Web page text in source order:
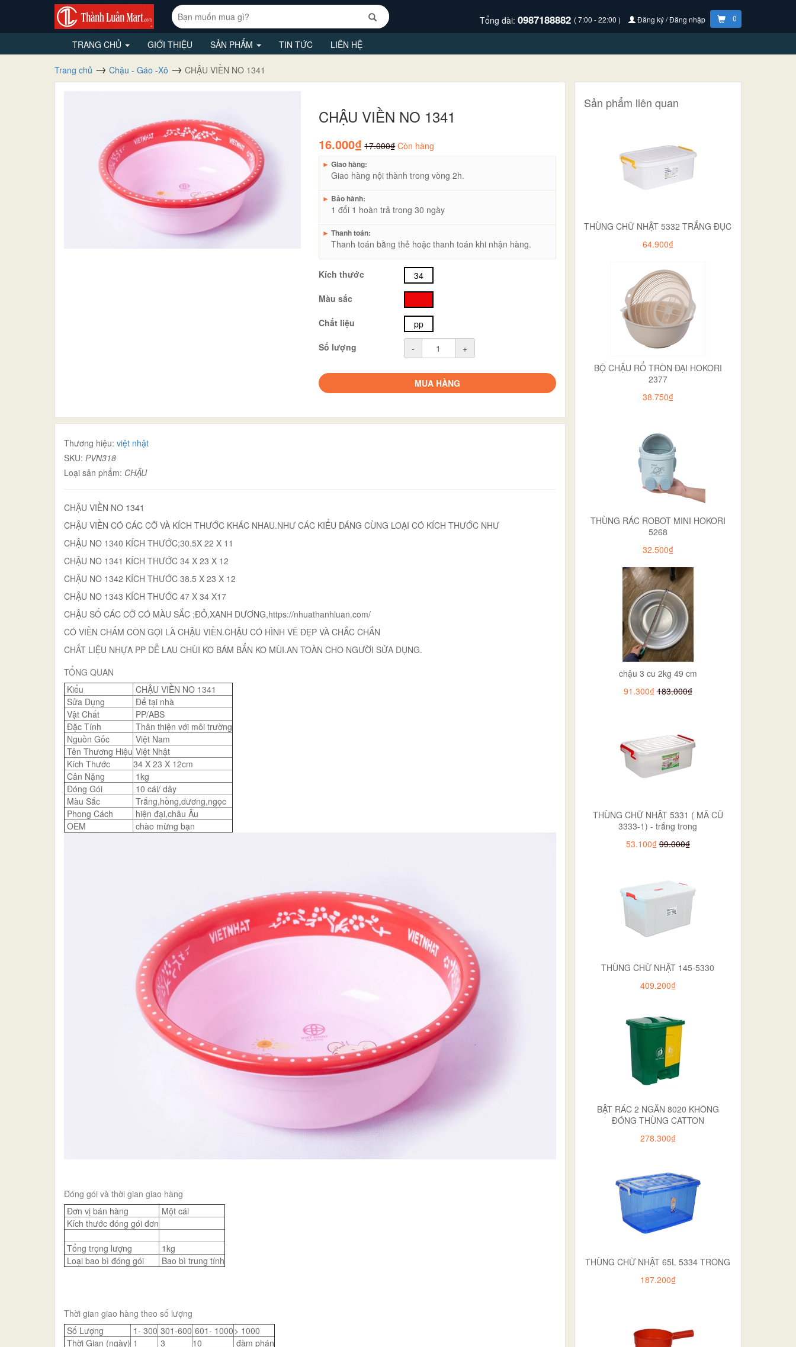
Tổng đài: 0987188882 ( 7:00 - 22:00 ) Đăng ký / Đăng nhập 0
TRANG CHỦ GIỚI THIỆU SẢN PHẨM TIN TỨC LIÊN HỆ
Trang chủ Chậu - Gáo -Xô CHẬU VIỀN NO 1341
CHẬU VIỀN NO 1341
16.000₫ 17.000₫ Còn hàng
► Giao hàng:
Giao hàng nội thành trong vòng 2h.
► Bảo hành:
1 đổi 1 hoàn trả trong 30 ngày
► Thanh toán:
Thanh toán bằng thẻ hoặc thanh toán khi nhận hàng.
Kích thước
34
Màu sắc
Chất liệu
pp
Số lượng
- +
MUA HÀNG
Thương hiệu: việt nhật
SKU: PVN318
Loại sản phẩm: CHẬU
CHẬU VIỀN NO 1341
CHẬU VIỀN CÓ CÁC CỠ VÀ KÍCH THƯỚC KHÁC NHAU.NHƯ CÁC KIỂU DÁNG CÙNG LOẠI CÓ KÍCH THƯỚC NHƯ
CHẬU NO 1340 KÍCH THƯỚC;30.5X 22 X 11
CHẬU NO 1341 KÍCH THƯỚC 34 X 23 X 12
CHẬU NO 1342 KÍCH THƯỚC 38.5 X 23 X 12
CHẬU NO 1343 KÍCH THƯỚC 47 X 34 X17
CHẬU SỐ CÁC CỠ CÓ MÀU SẮC ;ĐỎ,XANH DƯƠNG,https://nhuathanhluan.com/
CÓ VIỀN CHẤM CÒN GỌI LÀ CHẬU VIỀN.CHẬU CÓ HÌNH VẼ ĐẸP VÀ CHẮC CHẮN
CHẤT LIỆU NHỰA PP DỄ LAU CHÙI KO BÁM BẨN KO MÙI.AN TOÀN CHO NGƯỜI SỬA DỤNG.
TỔNG QUAN
Kiểu
CHẬU VIỀN NO 1341
Sửa Dụng
Để tại nhà
Vật Chất
PP/ABS
Đặc Tính
Thân thiện với môi trường
Nguồn Gốc
Việt Nam
Tên Thương Hiệu Việt Nhật
Kích Thước
34 X 23 X 12cm
Cân Nặng
1kg
Đóng Gói
10 cái/ dây
Màu Sắc
Trắng,hồng,dương,ngọc
Phong Cách
hiện đại,châu Âu
OEM
chào mừng bạn
Đóng gói và thời gian giao hàng
Đơn vị bán hàng
Một cái
Kích thước đóng gói đơn
Tổng trọng lượng
1kg
Loại bao bì đóng gói
Bao bì trung tính
Thời gian giao hàng theo số lượng
Số Lượng
1- 300 301-600 601- 1000> 1000
Thời Gian (ngày) 1 3 10 đàm phán
Sản phẩm liên quan
THÙNG CHỮ NHẬT 5332 TRẮNG ĐỤC
64.900₫
BỘ CHẬU RỔ TRÒN ĐẠI HOKORI
2377
38.750₫
THÙNG RÁC ROBOT MINI HOKORI
5268
32.500₫
chậu 3 cu 2kg 49 cm
91.300₫ 183.000₫
THÙNG CHỮ NHẬT 5331 ( MÃ CŨ
3333-1) - trắng trong
53.100₫ 99.000₫
THÙNG CHỮ NHẬT 145-5330
409.200₫
BẬT RÁC 2 NGĂN 8020 KHÔNG
ĐÓNG THÙNG CATTON
278.300₫
THÙNG CHỮ NHẬT 65L 5334 TRONG
187.200₫